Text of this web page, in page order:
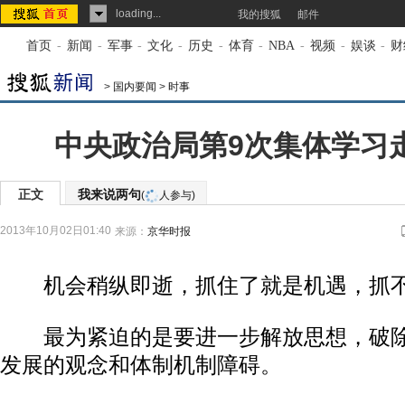
loading... 我的搜狐 邮件
首页 - 新闻 - 军事 - 文化 - 历史 - 体育 - NBA - 视频 - 娱谈 -
> 国内要闻 > 时事
中央政治局第9次集体学习
正文 我来说两句( 人参与)
2013年10月02日01:40 来源： 京华时报
机会稍纵即逝，抓住了就是机遇，抓
最为紧迫的是要进一步解放思想，破
发展的观念和体制机制障碍。